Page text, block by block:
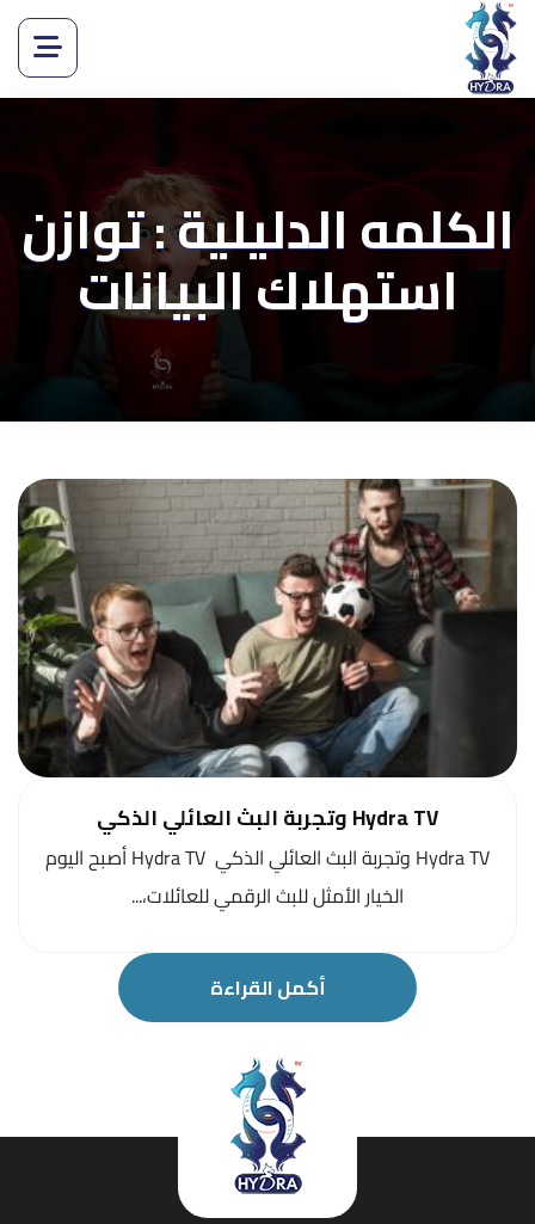
الكلمه الدليلية : توازن
استهلاك البيانات
Hydra TV وتجربة البث العائلي الذكي
Hydra TV وتجربة البث العائلي الذكي Hydra TV أصبح اليوم
الخيار الأمثل للبث الرقمي للعائلات،...
أكمل القراءة